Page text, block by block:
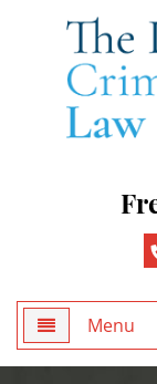
Menu